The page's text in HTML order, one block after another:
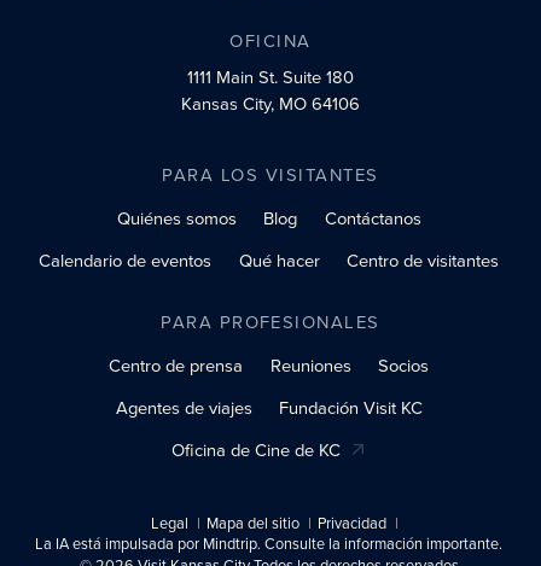
OFICINA
1111 Main St.Suite 180
Kansas City, MO 64106
PARA LOS VISITANTES
Quiénes somos
Blog
Contáctanos
Calendario de eventos
Qué hacer Centro de visitantes
PARA PROFESIONALES
Centro de prensa
Reuniones
Socios
Agentes de viajes
Fundación Visit KC
Oficina de Cine de KC
Legal Mapa del sitio
Privacidad
La IA está impulsada por Mindtrip. Consulte la información importante.